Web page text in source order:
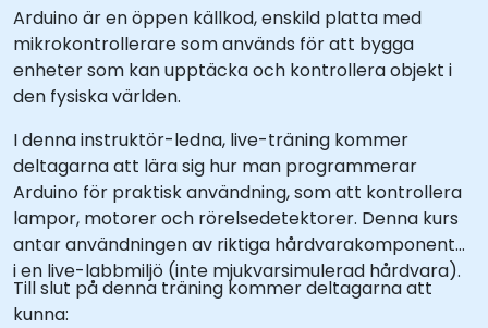
Arduino är en öppen källkod, enskild platta med
mikrokontrollerare som används för att bygga
enheter som kan upptäcka och kontrollera objekt i
den fysiska världen.
I denna instruktör-ledna, live-träning kommer
deltagarna att lära sig hur man programmerar
Arduino för praktisk användning, som att kontrollera
lampor, motorer och rörelsedetektorer. Denna kurs
antar användningen av riktiga hårdvarakomponenter
i en live-labbmiljö (inte mjukvarsimulerad hårdvara).
Till slut på denna träning kommer deltagarna att
kunna: